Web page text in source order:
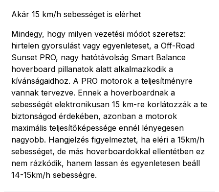
Akár 15 km/h sebességet is elérhet
Mindegy, hogy milyen vezetési módot szeretsz:
hirtelen gyorsulást vagy egyenleteset, a Off-Road
Sunset PRO, nagy hatótávolság Smart Balance
hoverboard pillanatok alatt alkalmazkodik a
kívánságaidhoz. A PRO motorok a teljesítményre
vannak tervezve. Ennek a hoverboardnak a
sebességét elektronikusan 15 km-re korlátozzák a te
biztonságod érdekében, azonban a motorok
maximális teljesítőképessége ennél lényegesen
nagyobb. Hangjelzés figyelmeztet, ha eléri a 15km/h
sebességet, de más hoverboardokkal ellentétben ez
nem rázkódik, hanem lassan és egyenletesen beáll
14-15km/h sebességre.